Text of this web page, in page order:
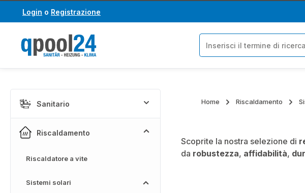
al contenuto principale
Salta alla ricerca
Login o Registrazione
Sanitario
Riscaldamento
Riscaldatore a vite
Sistemi solari
Home Riscaldamento
Scoprite la nostra selezione di
da robustezza, affidabilità,